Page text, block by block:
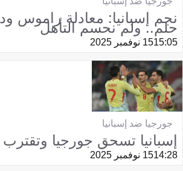
نجم إسبانيا: معادلة راموس
حلم.. ولم نحسم التأهل
15:0515 نوفمبر 2025
جورجيا ضد إسبانيا
إسبانيا تسحق جورجيا
14:2815 نوفمبر 2025